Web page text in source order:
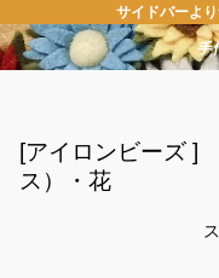
サイドバーよ
[アイロンビー
ス）・花